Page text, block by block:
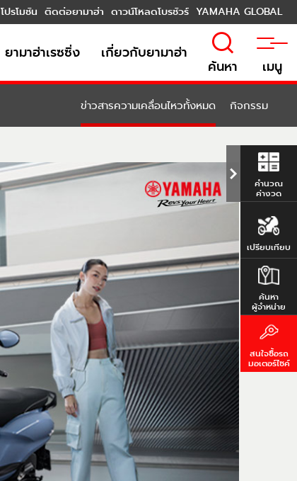
โปรโมชัน ติดต่อยามาฮ่า ดาวน์โหลดโบรชัวร์ YAMAHA GLOBAL
ยามาฮ่าเรซซิ่ง เกี่ยวกับยามาฮ่า
ค้นหา เมนู
ข่าวสารความเคลื่อนไหวทั้งหมด กิจกรรม
คำนวณ
ค่างวด
เปรียบเทียบ
ค้นหา
ผู้จำหน่าย
สนใจซื้อรถ
มอเตอร์ไซค์